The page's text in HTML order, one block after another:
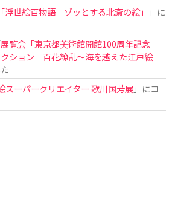
浮世絵百物語 ゾッとする北斎の絵」
」に
展覧会「東京都美術館開館100周年記念
ション 百花繚乱〜海を越えた江戸絵
スーパークリエイター 歌川国芳展 」にコ